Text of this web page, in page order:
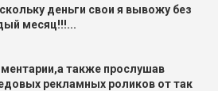
деньги свои я вывожу без
месяц!!!...
также прослушав
рекламных роликов от так